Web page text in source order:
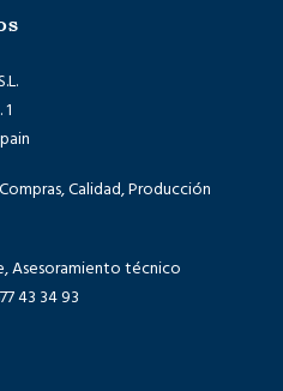
Calidad, Producción
Asesoramiento técnico
43 34 93